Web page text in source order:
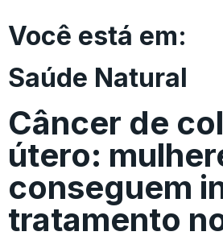
Você está em:
Saúde Natural
Câncer de
útero:
conseguem
tratamento